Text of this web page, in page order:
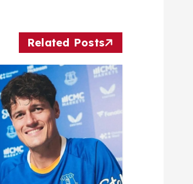
Related Posts